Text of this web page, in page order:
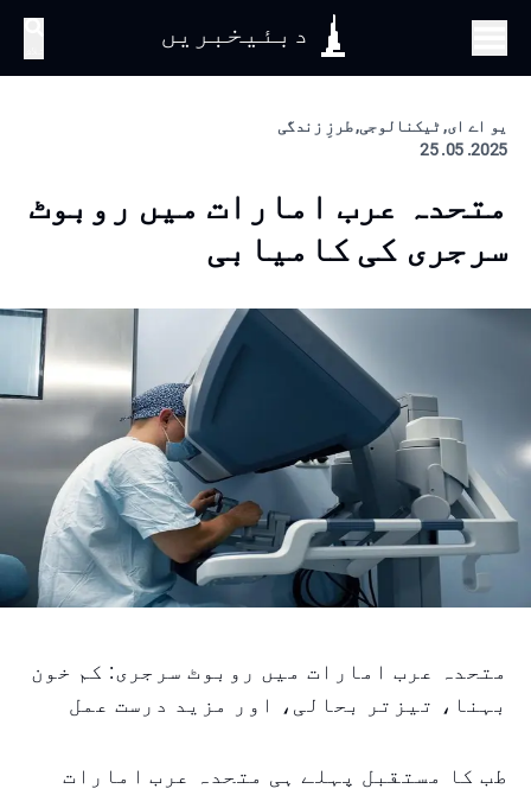
دبئیخبریں
یو اے ای, ٹیکنالوجی, طرزِ زندگی
2025. 05. 25
متحدہ عرب امارات میں روبوٹ
سرجری کی کامیابی
متحدہ عرب امارات میں روبوٹ سرجری: کم خون
بہنا، تیزتر بحالی، اور مزید درست عمل
طب کا مستقبل پہلے ہی متحدہ عرب امارات